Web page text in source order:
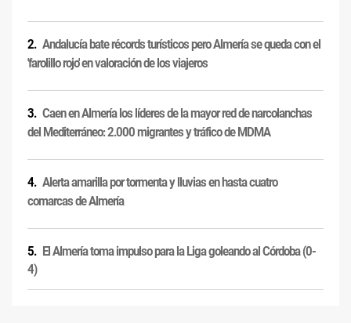
Andalucía bate récords turísticos pero Almería se queda con el
'farolillo rojo' en valoración de los viajeros
Caen en Almería los líderes de la mayor red de narcolanchas
del Mediterráneo: 2.000 migrantes y tráfico de MDMA
Alerta amarilla por tormenta y lluvias en hasta cuatro
comarcas de Almería
El Almería toma impulso para la Liga goleando al Córdoba (0-
4)